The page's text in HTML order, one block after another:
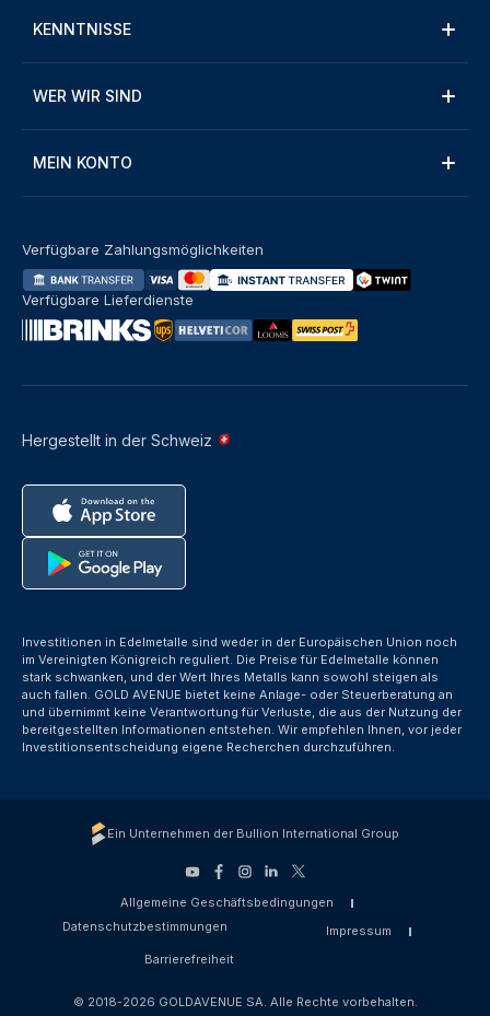
KENNTNISSE
WER WIR SIND
MEIN KONTO
Hergestellt in der Schweiz
Verfügbare Zahlungsmöglichkeiten
Verfügbare Lieferdienste
Investitionen in Edelmetalle sind weder in der Europäischen Union noch
im Vereinigten Königreich reguliert. Die Preise für Edelmetalle können
stark schwanken, und der Wert Ihres Metalls kann sowohl steigen als
auch fallen. GOLD AVENUE bietet keine Anlage- oder Steuerberatung an
und übernimmt keine Verantwortung für Verluste, die aus der Nutzung der
bereitgestellten Informationen entstehen. Wir empfehlen Ihnen, vor jeder
Investitionsentscheidung eigene Recherchen durchzuführen.
Ein Unternehmen der Bullion International Group
Allgemeine Geschäftsbedingungen
Datenschutzbestimmungen
Impressum
Barrierefreiheit
© 2018-2026 GOLDAVENUE SA. Alle Rechte vorbehalten.